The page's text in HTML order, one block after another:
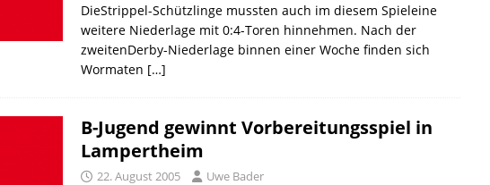
DieStrippel-Schützlinge mussten auch im diesem Spieleine
weitere Niederlage mit 0:4-Toren hinnehmen. Nach der
zweitenDerby-Niederlage binnen einer Woche finden sich
Wormaten […]
B-Jugend gewinnt Vorbereitungsspiel in
Lampertheim
22. August 2005 Uwe Bader